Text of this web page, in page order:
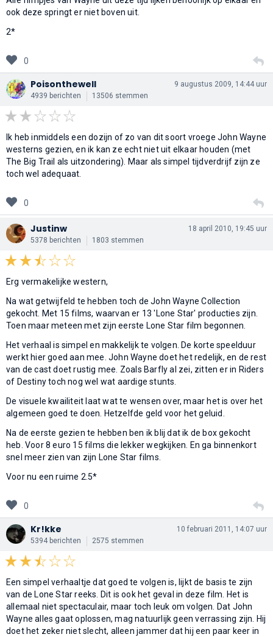
ook deze springt er niet boven uit.
2*
0
Poisonthewell
4939 berichten 13506 stemmen
9 augustus 2009, 14:44 uur
Ik heb inmiddels een dozijn of zo van dit soort vroege John Wayne
westerns gezien, en ik kan ze echt niet uit elkaar houden (met
The Big Trail als uitzondering). Maar als simpel tijdverdrijf zijn ze
toch wel adequaat.
0
Justinw
5378 berichten 1803 stemmen
18 april 2010, 19:45 uur
Erg vermakelijke western,
Na wat getwijfeld te hebben toch de John Wayne Collection
gekocht. Met 15 films, waarvan er 13 'Lone Star' producties zijn.
Toen maar meteen met zijn eerste Lone Star film begonnen.
Het verhaal is simpel en makkelijk te volgen. De korte speelduur
werkt hier goed aan mee. John Wayne doet het redelijk, en de rest
van de cast doet rustig mee. Zoals Barfly al zei, zitten er in Riders
of Destiny toch nog wel wat aardige stunts.
De visuele kwailiteit laat wat te wensen over, maar het is over het
algemeen goed te doen. Hetzelfde geld voor het geluid.
Na de eerste gezien te hebben ben ik blij dat ik de box gekocht
heb. Voor 8 euro 15 films die lekker wegkijken. En ga binnenkort
snel meer zien van zijn Lone Star films.
Voor nu een ruime 2.5*
0
Kr!kke
5394 berichten 2575 stemmen
10 februari 2011, 14:07 uur
Een simpel verhaaltje dat goed te volgen is, lijkt de basis te zijn
van de Lone Star reeks. Dit is ook het geval in deze film. Het is
allemaal niet spectaculair, maar toch leuk om volgen. Dat John
Wayne alles gaat oplossen, mag natuurlijk geen verrassing zijn. Hij
doet het zeker niet slecht, alleen jammer dat hij een paar keer in